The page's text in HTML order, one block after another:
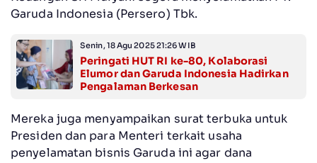
Garuda Indonesia (Persero) Tbk.
Senin, 18 Agu 2025 21:26 WIB
Peringati HUT RI ke-80, Kolaborasi
Elumor dan Garuda Indonesia Hadirkan
Pengalaman Berkesan
Mereka juga menyampaikan surat terbuka untuk
Presiden dan para Menteri terkait usaha
penyelamatan bisnis Garuda ini agar dana